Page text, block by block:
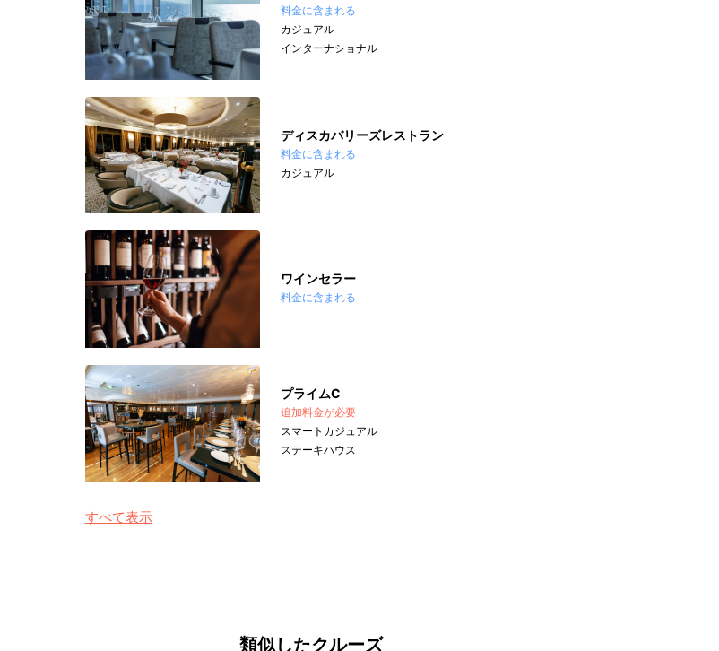
料金に含まれる
カジュアル
インターナショナル
ディスカバリーズレストラン
料金に含まれる
カジュアル
ワインセラー
料金に含まれる
プライムC
追加料金が必要
スマートカジュアル
ステーキハウス
すべて表示
類似したクルーズ